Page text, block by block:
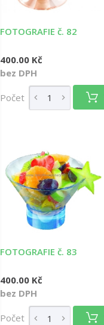
FOTOGRAFIE č. 82
400.00 Kč
bez DPH
Počet
FOTOGRAFIE č. 83
400.00 Kč
bez DPH
Počet